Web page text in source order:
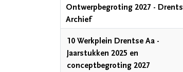
Ontwerpbegroting 2027 - Drents
Archief
10 Werkplein Drentse Aa -
Jaarstukken 2025 en
conceptbegroting 2027